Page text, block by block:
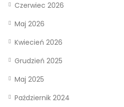
Czerwiec 2026
Maj 2026
Kwiecień 2026
Grudzień 2025
Maj 2025
Październik 2024